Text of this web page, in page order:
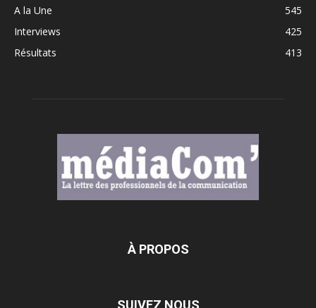
A la Une
545
Interviews
425
Résultats
413
À PROPOS
SUIVEZ NOUS